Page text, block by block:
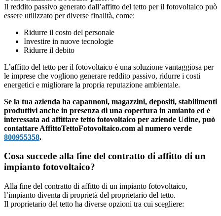
Il reddito passivo generato dall’affitto del tetto per il fotovoltaico può
essere utilizzato per diverse finalità, come:
Ridurre il costo del personale
Investire in nuove tecnologie
Ridurre il debito
L’affitto del tetto per il fotovoltaico è una soluzione vantaggiosa per
le imprese che vogliono generare reddito passivo, ridurre i costi
energetici e migliorare la propria reputazione ambientale.
Se la tua azienda ha capannoni, magazzini, depositi, stabilimenti
produttivi anche in presenza di una copertura in amianto ed è
interessata ad affittare tetto fotovoltaico per aziende Udine, può
contattare AffittoTettoFotovoltaico.com al numero verde
800955358.
Cosa succede alla fine del contratto di affitto di un
impianto fotovoltaico?
Alla fine del contratto di affitto di un impianto fotovoltaico,
l’impianto diventa di proprietà del proprietario del tetto.
Il proprietario del tetto ha diverse opzioni tra cui scegliere: